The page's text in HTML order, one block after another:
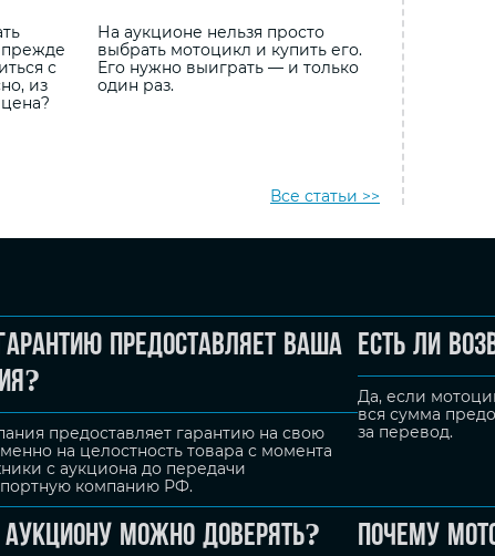
прежде
с
из
На аукционе нельзя просто
выбрать мотоцикл и купить его.
Его нужно выиграть — и только
один раз.
Все статьи >>
предоставляет ваша
предоставляет гарантию на свою
на целостность товара с момента
с аукциона до передачи
компанию РФ.
Есть ли
Да, если
вся сумма
за перевод.
можно доверять?
Почему